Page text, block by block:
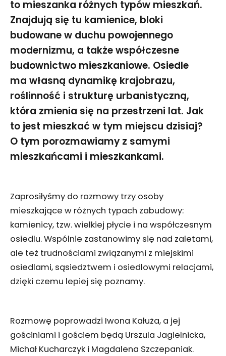
to mieszanka różnych typów mieszkań.
Znajdują się tu kamienice, bloki
budowane w duchu powojennego
modernizmu, a także współczesne
budownictwo mieszkaniowe. Osiedle
ma własną dynamikę krajobrazu,
roślinność i strukturę urbanistyczną,
która zmienia się na przestrzeni lat. Jak
to jest mieszkać w tym miejscu dzisiaj?
O tym porozmawiamy z samymi
mieszkańcami i mieszkankami.
Zaprosiłyśmy do rozmowy trzy osoby
mieszkające w różnych typach zabudowy:
kamienicy, tzw. wielkiej płycie i na współczesnym
osiedlu. Wspólnie zastanowimy się nad zaletami,
ale też trudnościami związanymi z miejskimi
osiedlami, sąsiedztwem i osiedlowymi relacjami,
dzięki czemu lepiej się poznamy.
Rozmowę poprowadzi Iwona Kałuża, a jej
gościniami i gościem będą Urszula Jagielnicka,
Michał Kucharczyk i Magdalena Szczepaniak.